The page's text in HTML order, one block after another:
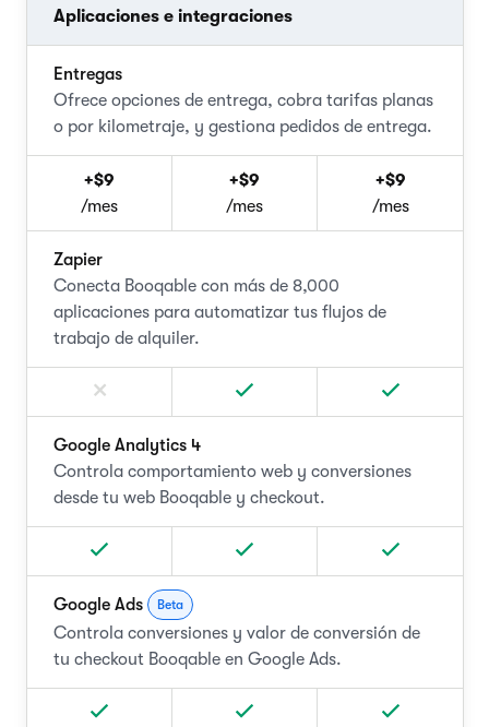
Aplicaciones e integraciones
Entregas
Ofrece opciones de entrega, cobra tarifas planas
o por kilometraje, y gestiona pedidos de entrega.
+$9
/mes
+$9
/mes
+$9
/mes
Zapier
Conecta Booqable con más de 8,000
aplicaciones para automatizar tus flujos de
trabajo de alquiler.
Google Analytics 4
Controla comportamiento web y conversiones
desde tu web Booqable y checkout.
Google Ads Beta
Controla conversiones y valor de conversión de
tu checkout Booqable en Google Ads.